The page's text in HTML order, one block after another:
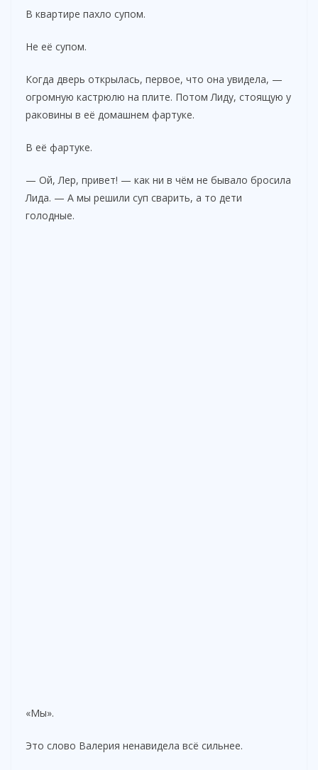
В квартире пахло супом.
Не её супом.
Когда дверь открылась, первое, что она увидела, —
огромную кастрюлю на плите. Потом Лиду, стоящую у
раковины в её домашнем фартуке.
В её фартуке.
— Ой, Лер, привет! — как ни в чём не бывало бросила
Лида. — А мы решили суп сварить, а то дети
голодные.
«Мы».
Это слово Валерия ненавидела всё сильнее.